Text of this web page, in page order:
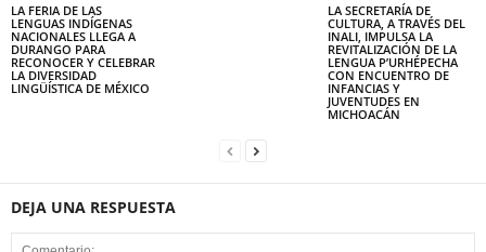
LA FERIA DE LAS
LENGUAS INDÍGENAS
NACIONALES LLEGA A
DURANGO PARA
RECONOCER Y CELEBRAR
LA DIVERSIDAD
LINGÜÍSTICA DE MÉXICO
LA SECRETARÍA DE
CULTURA, A TRAVÉS DEL
INALI, IMPULSA LA
REVITALIZACIÓN DE LA
LENGUA P’URHÉPECHA
CON ENCUENTRO DE
INFANCIAS Y
JUVENTUDES EN
MICHOACÁN
DEJA UNA RESPUESTA